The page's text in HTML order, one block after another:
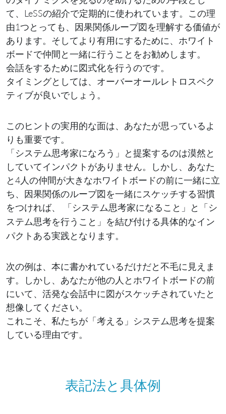
て、LeSSの紹介で定期的に使われています。この理
由1つとっても、因果関係ループ図を理解する価値が
あります。そしてより有用にするために、ホワイト
ボードで仲間と一緒に行うことをお勧めします。
会話をするために図式化を行うのです。
タイミングとしては、オーバーオールレトロスペク
ティブが良いでしょう。
このヒントの実用的な面は、あなたが思っているよ
りも重要です。
「システム思考家になろう」と提案するのは漠然と
していてインパクトがありません。しかし、あなた
と4人の仲間が大きなホワイトボードの前に一緒に立
ち、因果関係のループ図を一緒にスケッチする習慣
をつければ、 「システム思考家になる こと」と「シ
ステム思考を行う こと」を結び付ける具体的なイン
パクトある実践となります。
次の例は、本に書かれているだけだと不毛に見えま
す。しかし、あなたが他の人とホワイトボードの前
にいて、活発な会話中に図がスケッチされていたと
想像してください。
これこそ、私たちが「考える」システム思考を提案
している理由です。
表記法と具体例